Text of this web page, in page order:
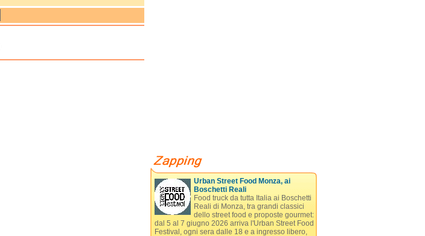
Urban Street Food Monza, ai
Boschetti Reali
Food truck da tutta Italia ai Boschetti
Reali di Monza, tra grandi classici
dello street food e proposte gourmet:
dal 5 al 7 giugno 2026 arriva l'Urban Street Food
Festival, ogni sera dalle 18 e a ingresso libero,